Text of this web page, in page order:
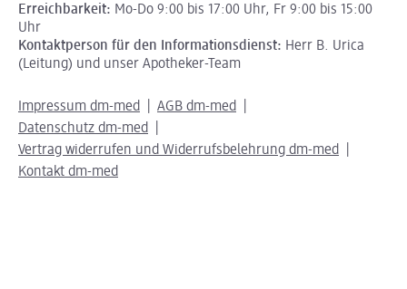
Erreichbarkeit: Mo-Do 9:00 bis 17:00 Uhr, Fr 9:00 bis 15:00
Uhr
Kontaktperson für den Informationsdienst: Herr B. Urica
(Leitung) und unser Apotheker-Team
Impressum dm-med
AGB dm-med
Datenschutz dm-med
Vertrag widerrufen und Widerrufsbelehrung dm-med
Kontakt dm-med